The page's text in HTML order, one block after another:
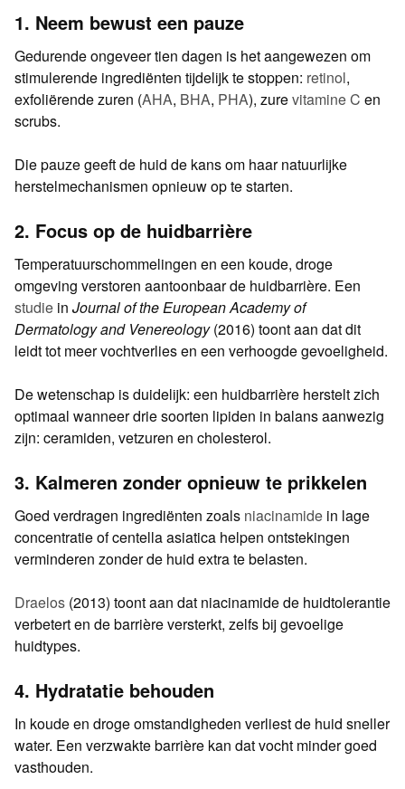
1. Neem bewust een pauze
Gedurende ongeveer tien dagen is het aangewezen om
stimulerende ingrediënten tijdelijk te stoppen: retinol,
exfoliërende zuren (AHA, BHA, PHA), zurevitamine C en
scrubs.
Die pauze geeft de huid de kans om haar natuurlijke
herstelmechanismen opnieuw op te starten.
2. Focus op de huidbarrière
Temperatuurschommelingen en een koude, droge
omgeving verstoren aantoonbaar de huidbarrière. Een
studie in Journal of the European Academy of
Dermatology and Venereology(2016) toont aan dat dit
leidt tot meer vochtverlies en een verhoogde gevoeligheid.
De wetenschap is duidelijk: een huidbarrière herstelt zich
optimaal wanneer drie soorten lipiden in balans aanwezig
zijn: ceramiden, vetzuren en cholesterol.
3. Kalmeren zonder opnieuw te prikkelen
Goed verdragen ingrediënten zoals niacinamide in lage
concentratie of centella asiatica helpen ontstekingen
verminderen zonder de huid extra te belasten.
Draelos (2013) toont aan dat niacinamide de huidtolerantie
verbetert en de barrière versterkt, zelfs bij gevoelige
huidtypes.
4. Hydratatie behouden
In koude en droge omstandigheden verliest de huid sneller
water. Een verzwakte barrière kan dat vocht minder goed
vasthouden.